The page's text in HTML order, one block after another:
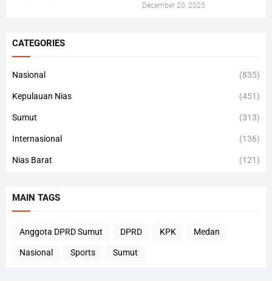
December 20, 2025
CATEGORIES
Nasional (835)
Kepulauan Nias (451)
Sumut (313)
Internasional (136)
Nias Barat (121)
MAIN TAGS
Anggota DPRD Sumut DPRD KPK Medan
Nasional Sports Sumut